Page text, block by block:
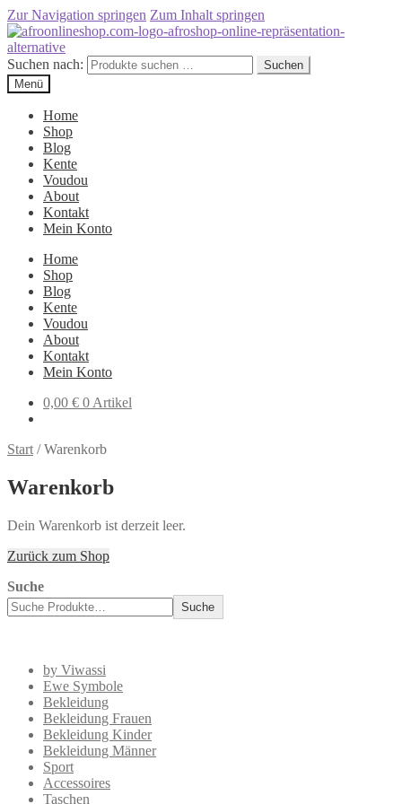
Zur Navigation springen Zum Inhalt springen
Suchen nach:
Suchen
Menü
Home
Shop
Blog
Kente
Voudou
About
Kontakt
Mein Konto
Home
Shop
Blog
Kente
Voudou
About
Kontakt
Mein Konto
0,00 € 0 Artikel
Start /Warenkorb
Warenkorb
Dein Warenkorb ist derzeit leer.
Zurück zum Shop
Suche
Suche
by Viwassi
Ewe Symbole
Bekleidung
Bekleidung Frauen
Bekleidung Kinder
Bekleidung Männer
Sport
Accessoires
Taschen